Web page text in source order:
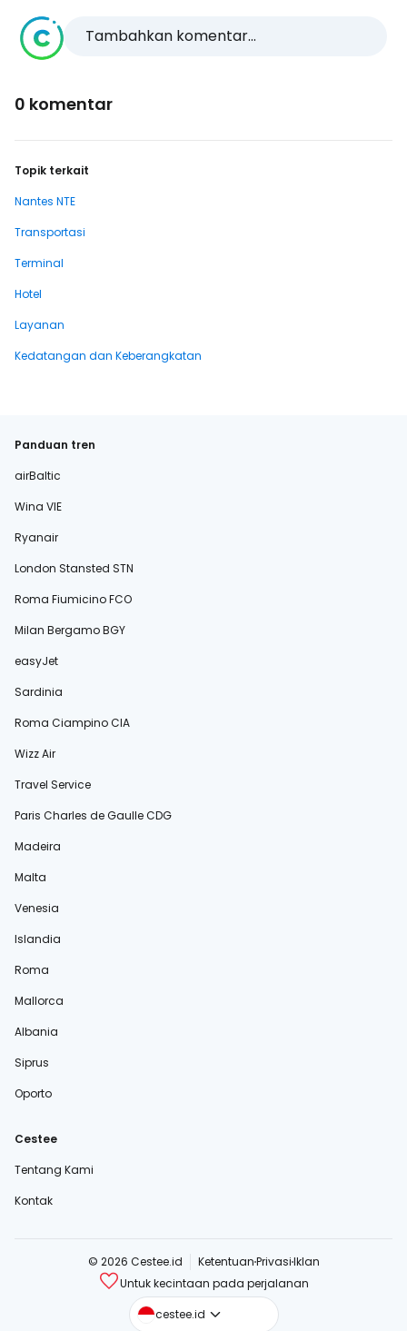
Tambahkan komentar...
0 komentar
Topik terkait
Nantes NTE
Transportasi
Terminal
Hotel
Layanan
Kedatangan dan Keberangkatan
Panduan tren
airBaltic
Wina VIE
Ryanair
London Stansted STN
Roma Fiumicino FCO
Milan Bergamo BGY
easyJet
Sardinia
Roma Ciampino CIA
Wizz Air
Travel Service
Paris Charles de Gaulle CDG
Madeira
Malta
Venesia
Islandia
Roma
Mallorca
Albania
Siprus
Oporto
Cestee
Tentang Kami
Kontak
© 2026 Cestee.id KetentuanPrivasiIklan
Untuk kecintaan pada perjalanan
cestee.id
cestee.com